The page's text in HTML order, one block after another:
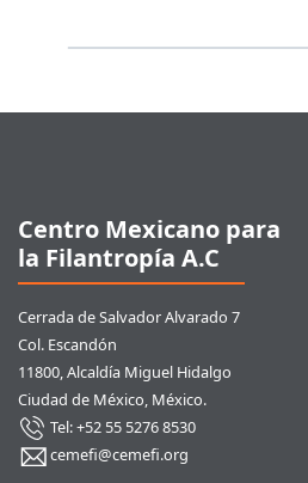
Centro Mexicano para
la Filantropía A.C
Cerrada de Salvador Alvarado 7
Col. Escandón
11800, Alcaldía Miguel Hidalgo
Ciudad de México, México.
Tel: +52 55 5276 8530
cemefi@cemefi.org